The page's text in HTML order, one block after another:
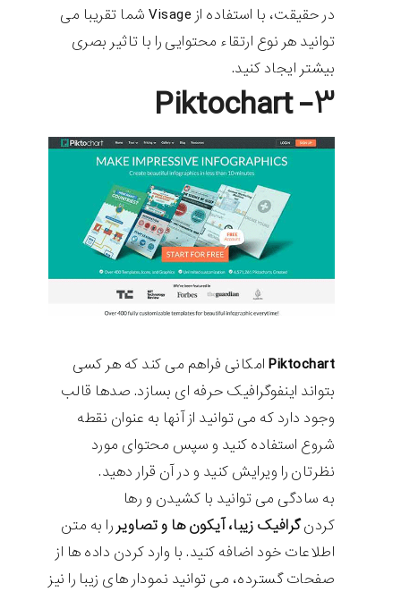
در حقیقت، با استفاده از Visage شما تقریبا می
توانید هر نوع ارتقاء محتوایی را با تاثیر بصری
بیشتر ایجاد کنید.
۳- Piktochart
Piktochart امکانی فراهم می کند که هر کسی
بتواند اینفوگرافیک حرفه ای بسازد. صدها قالب
وجود دارد که می توانید از آنها به عنوان نقطه
شروع استفاده کنید و سپس محتوای مورد
نظرتان را ویرایش کنید و در آن قرار دهید.
به سادگی می توانید با کشیدن و رها
کردنگرافیک زیبا، آیکون ها و تصاویر را به متن
اطلاعات خود اضافه کنید. با وارد کردن داده ها از
صفحات گسترده، می توانید نمودار های زیبا را نیز